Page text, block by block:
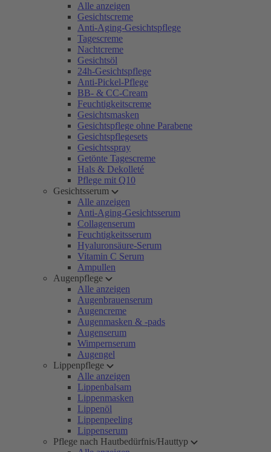
Alle anzeigen
Gesichtscreme
Anti-Aging-Gesichtspflege
Tagescreme
Nachtcreme
Gesichtsöl
24h-Gesichtspflege
Anti-Pickel-Pflege
BB- & CC-Cream
Feuchtigkeitscreme
Gesichtsmasken
Gesichtspflege ohne Parabene
Gesichtspflegesets
Gesichtsspray
Getönte Tagescreme
Hals & Dekolleté
Pflege mit Q10
Gesichtsserum
Alle anzeigen
Anti-Aging-Gesichtsserum
Collagenserum
Feuchtigkeitsserum
Hyaluronsäure-Serum
Vitamin C Serum
Ampullen
Augenpflege
Alle anzeigen
Augenbrauenserum
Augencreme
Augenmasken & -pads
Augenserum
Wimpernserum
Augengel
Lippenpflege
Alle anzeigen
Lippenbalsam
Lippenmasken
Lippenöl
Lippenpeeling
Lippenserum
Pflege nach Hautbedürfnis/Hauttyp